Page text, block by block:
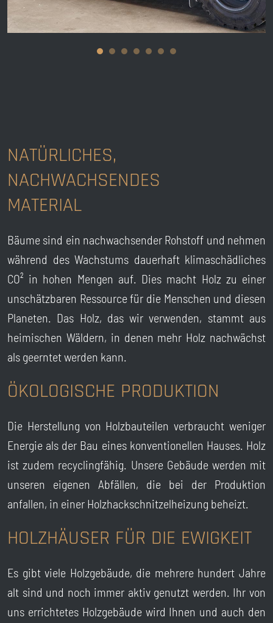
NATÜRLICHES,
NACHWACHSENDES
MATERIAL
Bäume sind ein nachwachsender Rohstoff und nehmen
während des Wachstums dauerhaft klimaschädliches
CO² in hohen Mengen auf. Dies macht Holz zu einer
unschätzbaren Ressource für die Menschen und diesen
Planeten. Das Holz, das wir verwenden, stammt aus
heimischen Wäldern, in denen mehr Holz nachwächst
als geerntet werden kann.
ÖKOLOGISCHE PRODUKTION
Die Herstellung von Holzbauteilen verbraucht weniger
Energie als der Bau eines konventionellen Hauses. Holz
ist zudem recyclingfähig. Unsere Gebäude werden mit
unseren eigenen Abfällen, die bei der Produktion
anfallen, in einer Holzhackschnitzelheizung beheizt.
HOLZHÄUSER FÜR DIE EWIGKEIT
Es gibt viele Holzgebäude, die mehrere hundert Jahre
alt sind und noch immer aktiv genutzt werden. Ihr von
uns errichtetes Holzgebäude wird Ihnen und auch den